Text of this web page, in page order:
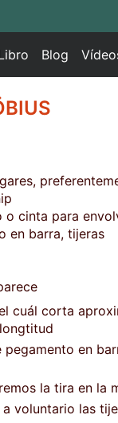
Blog
o cinta para
en barra, tijeras
cuál corta
en
la tira en la
voluntario las